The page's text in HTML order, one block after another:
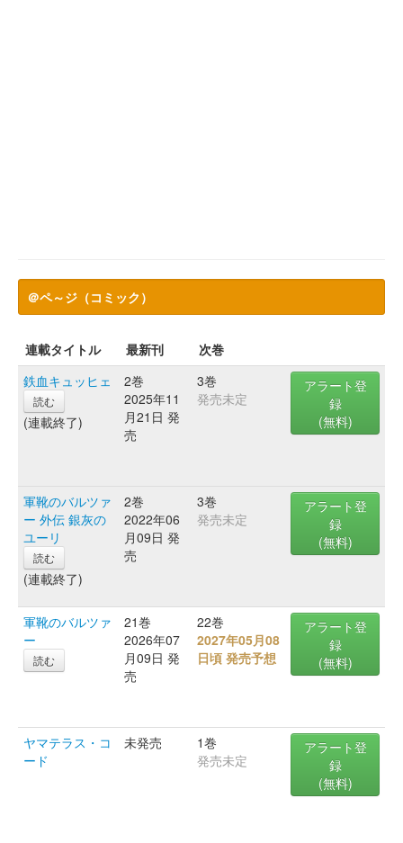
＠ペ～ジ（コミック）
連載タイトル 最新刊
次巻
鉄血キュッヒェ
読む
(連載終了)
2巻
2025年11
月21日 発
売
3巻
発売未定
アラート登
録
(無料)
軍靴のバルツァ
ー 外伝 銀灰の
ユーリ
読む
(連載終了)
2巻
2022年06
月09日 発
売
3巻
発売未定
アラート登
録
(無料)
軍靴のバルツァ
ー
読む
21巻
2026年07
月09日 発
売
22巻
2027年05月08
日頃 発売予想
アラート登
録
(無料)
ヤマテラス・コ
ード
未発売
1巻
発売未定
アラート登
録
(無料)